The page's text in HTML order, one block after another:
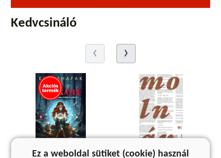
Kedvcsináló
Ez a weboldal sütiket (cookie) használ